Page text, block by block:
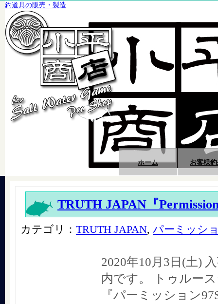
釣道具の販売・製造
ホーム お客様
TRUTH JAPAN『
カテゴリ： TRUTH JAPAN, パーミッシ
2020年10月3日(土)
内です。 トゥルー
『パーミッション